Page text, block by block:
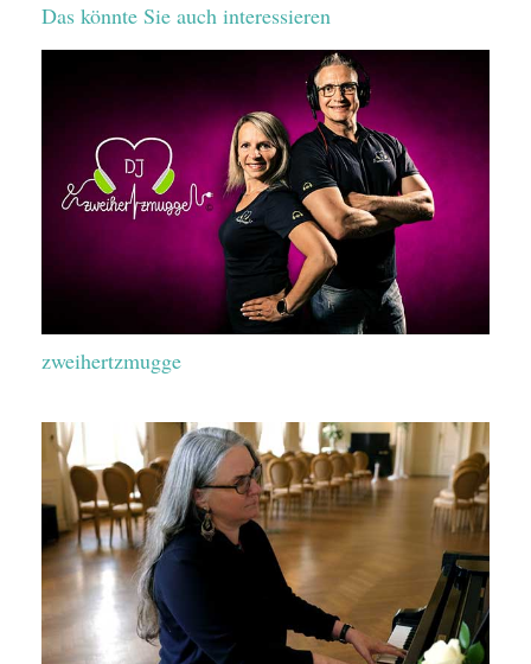
Das könnte Sie auch interessieren
zweihertzmugge